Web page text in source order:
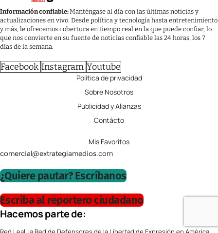
Información confiable:Manténgase al día con las últimas noticias y
actualizaciones en vivo. Desde política y tecnología hasta entretenimiento
y más, le ofrecemos cobertura en tiempo real en la que puede confiar, lo
que nos convierte en su fuente de noticias confiable las 24 horas, los 7
días de la semana.
Facebook Instagram Youtube
Política de privacidad
Sobre Nosotros
Publicidad y Alianzas
Contácto
Mis Favoritos
comercial@extrategiamedios.com
¿Quiere pautar? Escríbanos
Escriba al reportero ciudadano
Hacemos parte de: